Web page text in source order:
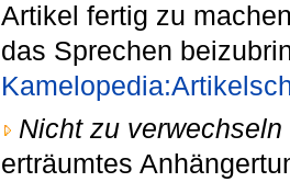
Artikel fertig zu
das Sprechen
Nicht zu verwechseln
erträumtes